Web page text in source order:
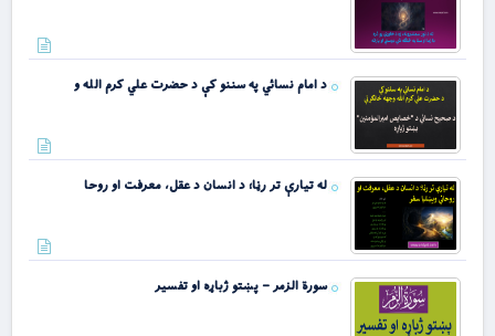
د امام نسائي په سننو کې د حضرت علي کرم الله و
له تیارې تر رڼا؛ د انسان د عقل، معرفت او روحا
سورة الزمر – پښتو ژباړه او تفسیر